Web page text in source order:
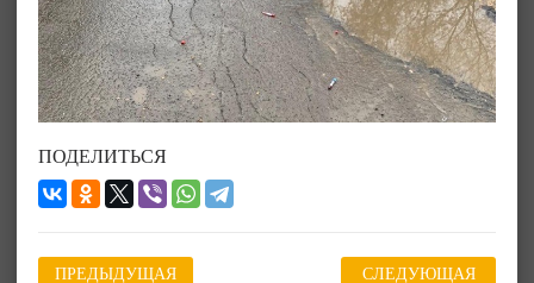
ПОДЕЛИТЬСЯ
ПРЕДЫДУЩАЯ
СЛЕДУЮЩАЯ